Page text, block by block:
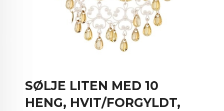
SØLJE LITEN MED 10
HENG, HVIT/FORGYLDT,